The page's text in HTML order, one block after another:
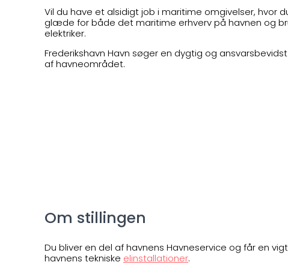
Vil du have et alsidigt job i maritime omgivelser, hvor
glæde for både det maritime erhverv på havnen og
elektriker.
Frederikshavn Havn søger en dygtig og
af havneområdet.
Om stillingen
Du bliver en del af havnens Havneservice og får en
havnens tekniske elinstallationer.